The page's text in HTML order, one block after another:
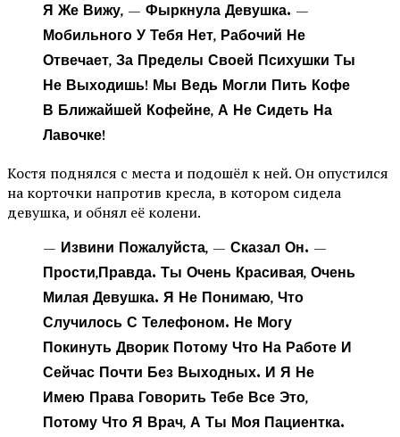
Я Же Вижу, — Фыркнула Девушка. —
Мобильного У Тебя Нет, Рабочий Не
Отвечает, За Пределы Своей Психушки Ты
Не Выходишь! Мы Ведь Могли Пить Кофе
В Ближайшей Кофейне, А Не Сидеть На
Лавочке!
Костя поднялся с места и подошёл к ней. Он опустился
на корточки напротив кресла, в котором сидела
девушка, и обнял её колени.
— Извини Пожалуйста, — Сказал Он. —
Прости,правда. Ты Очень Красивая, Очень
Милая Девушка. Я Не Понимаю, Что
Случилось С Телефоном. Не Могу
Покинуть Дворик Потому Что На Работе И
Сейчас Почти Без Выходных. И Я Не
Имею Права Говорить Тебе Все Это,
Потому Что Я Врач, А Ты Моя Пациентка.